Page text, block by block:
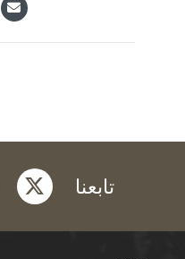
تابعنا twitter